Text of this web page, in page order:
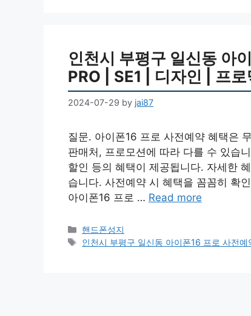
인천시 부평구 일신동 아
PRO | SE1 | 디자인 | 프
2024-07-29 by jai87
질문. 아이폰16 프로 사전예약 혜택은
판매처, 프로모션에 따라 다를 수 있습
할인 등의 혜택이 제공됩니다. 자세한
습니다. 사전예약 시 혜택을 꼼꼼히 확
아이폰16 프로 … Read more
Categories
핸드폰성지
Tags
인천시 부평구 일신동 아이폰16 프로 사전